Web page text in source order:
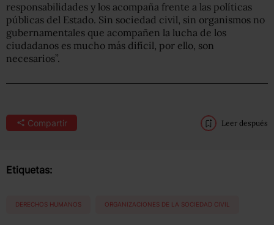
responsabilidades y los acompaña frente a las políticas
públicas del Estado. Sin sociedad civil, sin organismos no
gubernamentales que acompañen la lucha de los
ciudadanos es mucho más difícil, por ello, son
necesarios”.
Compartir Leer después
Etiquetas:
DERECHOS HUMANOS ORGANIZACIONES DE LA SOCIEDAD CIVIL